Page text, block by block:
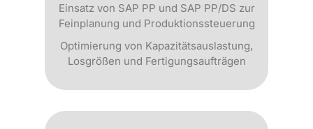
Einsatz von SAP PP und SAP PP/DS zur
Feinplanung und Produktionssteuerung
Optimierung von Kapazitätsauslastung,
Losgrößen und Fertigungsaufträgen